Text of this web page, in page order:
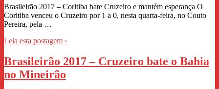
Brasileirão 2017 – Coritiba bate Cruzeiro e mantém esperança O
Coritiba venceu o Cruzeiro por 1 a 0, nesta quarta-feira, no Couto
Pereira, pela …
Leia esta postagem ›
Brasileirão 2017 – Cruzeiro bate o Bahia
no Mineirão